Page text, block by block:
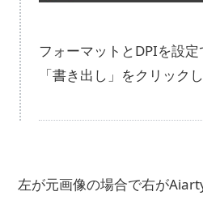
フォーマットとDPIを設
「書き出し」をクリックし
左が元画像の場合で右が